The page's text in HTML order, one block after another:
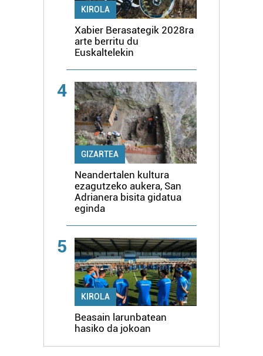
KIROLA
Xabier Berasategik 2028ra
arte berritu du
Euskaltelekin
4
GIZARTEA
Neandertalen kultura
ezagutzeko aukera, San
Adrianera bisita gidatua
eginda
5
KIROLA
Beasain larunbatean
hasiko da jokoan